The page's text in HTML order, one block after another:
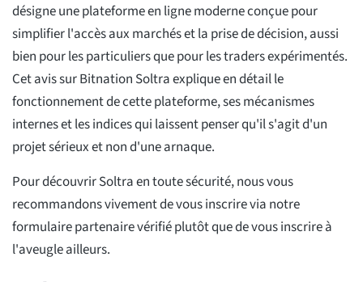
désigne une plateforme en ligne moderne conçue pour
simplifier l'accès aux marchés et la prise de décision, aussi
bien pour les particuliers que pour les traders expérimentés.
Cet avis sur Bitnation Soltra explique en détail le
fonctionnement de cette plateforme, ses mécanismes
internes et les indices qui laissent penser qu'il s'agit d'un
projet sérieux et non d'une arnaque.
Pour découvrir Soltra en toute sécurité, nous vous
recommandons vivement de vous inscrire via notre
formulaire partenaire vérifié plutôt que de vous inscrire à
l'aveugle ailleurs.